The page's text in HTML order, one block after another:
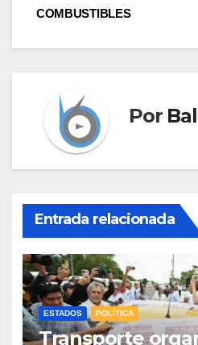
COMBUSTIBLES
Por
Entrada relacionada
ESTADOS POLÍTICA
Transporte